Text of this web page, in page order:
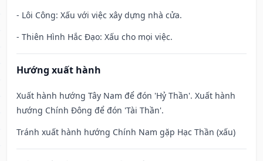
- Lôi Công: Xấu với việc xây dựng nhà cửa.
- Thiên Hình Hắc Đạo: Xấu cho mọi việc.
Hướng xuất hành
Xuất hành hướng Tây Nam để đón 'Hỷ Thần'. Xuất hành
hướng Chính Đông để đón 'Tài Thần'.
Tránh xuất hành hướng Chính Nam gặp Hạc Thần (xấu)